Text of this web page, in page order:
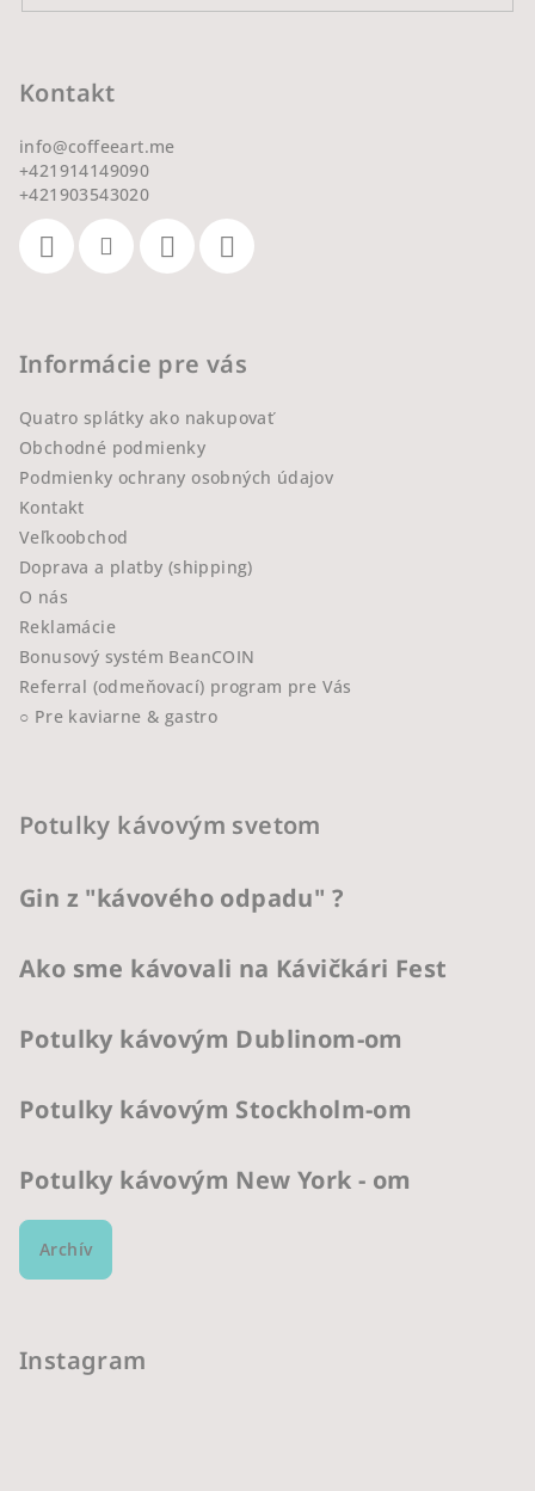
Kontakt
info@coffeeart.me
+421914149090
+421903543020
Informácie pre vás
Quatro splátky ako nakupovať
Obchodné podmienky
Podmienky ochrany osobných údajov
Kontakt
Veľkoobchod
Doprava a platby (shipping)
O nás
Reklamácie
Bonusový systém BeanCOIN
Referral (odmeňovací) program pre Vás
○ Pre kaviarne & gastro
Potulky kávovým svetom
Gin z "kávového odpadu" ?
Ako sme kávovali na Kávičkári Fest
Potulky kávovým Dublinom-om
Potulky kávovým Stockholm-om
Potulky kávovým New York - om
Archív
Instagram